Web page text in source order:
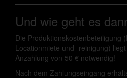
Und wie geht es
Die Produktionskostenbeteiligung
Locationmiete und -reinigung)
Anzahlung von 50 € notwendig!
Nach dem Zahlungseingang